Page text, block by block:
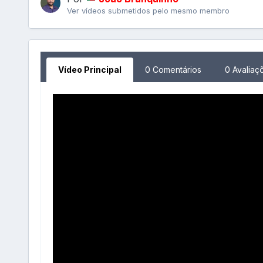
Ver vídeos submetidos pelo mesmo membro
Vídeo Principal 0 Comentários 0